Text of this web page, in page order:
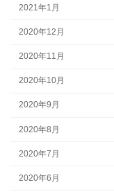
2021年1月
2020年12月
2020年11月
2020年10月
2020年9月
2020年8月
2020年7月
2020年6月